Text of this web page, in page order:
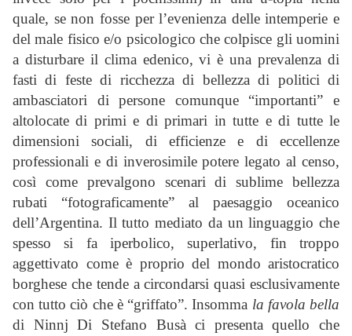
quale, se non fosse per l’evenienza delle intemperie e
del male fisico e/o psicologico che colpisce gli uomini
a disturbare il clima edenico, vi è una prevalenza di
fasti di feste di ricchezza di bellezza di politici di
ambasciatori di persone comunque “importanti” e
altolocate di primi e di primari in tutte e di tutte le
dimensioni sociali, di efficienze e di eccellenze
professionali e di inverosimile potere legato al censo,
così come prevalgono scenari di sublime bellezza
rubati “fotograficamente” al paesaggio oceanico
dell’Argentina. Il tutto mediato da un linguaggio che
spesso si fa iperbolico, superlativo, fin troppo
aggettivato come è proprio del mondo aristocratico
borghese che tende a circondarsi quasi esclusivamente
con tutto ciò che è “griffato”. Insomma la favola bella
di Ninnj Di Stefano Busà ci presenta quello che